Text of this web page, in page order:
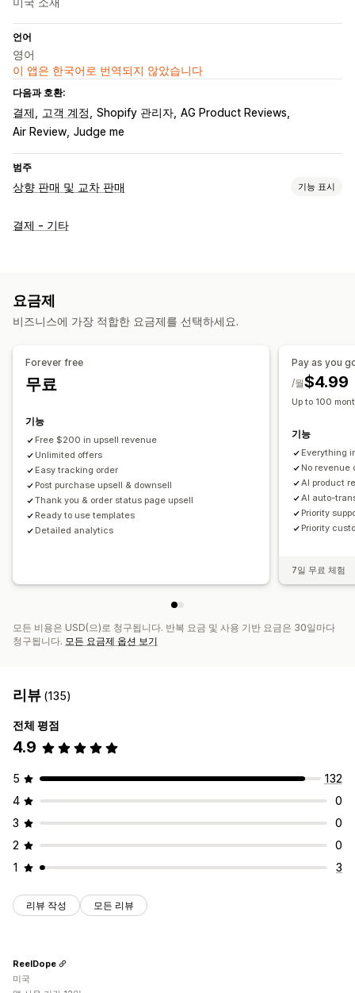
언어
영어
이 앱은 한국어로 번역되지 않았습니다
다음과 호환:
결제 고객 계정 Shopify 관리자 AG Product Reviews
Air Review Judge me
범주
상향 판매 및 교차 판매 기능 표시
맞춤 설정
제안 및 권장 사항
추천 제품
AI 권장 사항
전환율
결제 - 기타
요금제
비즈니스에 가장 적합한 요금제를 선택하세요.
Forever free
무료
기능
Free $200 in upsell revenue
Unlimited offers
Easy tracking order
Post purchase upsell & downsell
Thank you & order status page upsell
Ready to use templates
Detailed analytics
Pay as you
$4.99
/월
Up to 100
기능
Everything
No
AI product
AI auto-
Priority
Priority
7일 무료 체험
모든 비용은 USD(으)로 청구됩니다. 반복 요금 및 사용 기반 요금은 30일마다
청구됩니다. 모든 요금제 옵션 보기
리뷰 (135)
전체 평점
4.9
5
132
4
0
3
0
2
0
1
3
리뷰 작성 모든 리뷰
ReelDope
미국